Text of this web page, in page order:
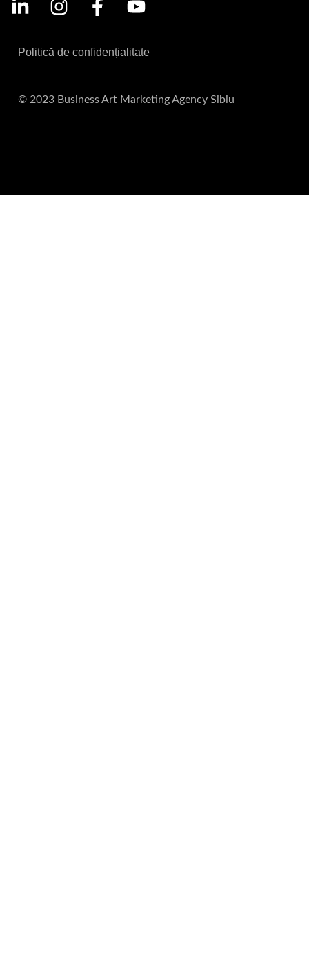
Politică de confidențialitate
© 2023 Business Art Marketing Agency Sibiu